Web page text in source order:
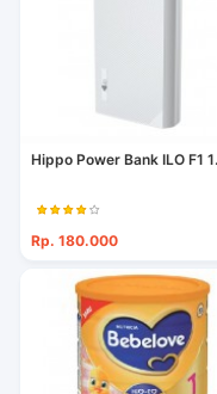
Hippo Power Bank ILO F1
Rp. 180.000